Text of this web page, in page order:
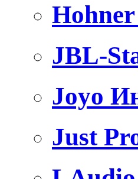
JBL-
Joyo
Just